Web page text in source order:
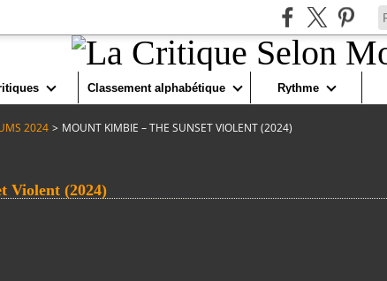
Classement alphabétique Rythme
2024 > MOUNT KIMBIE – THE SUNSET VIOLENT (2024)
Violent (2024)